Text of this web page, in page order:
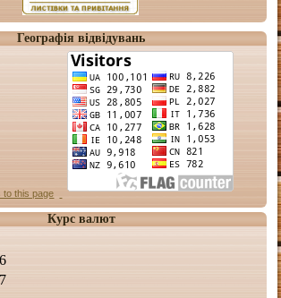
Географія відвідувань
Курс валют